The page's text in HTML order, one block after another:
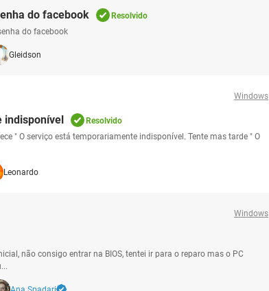
do facebook
Resolvido
do facebook
Gleidson
Windows
indisponível
Resolvido
" O serviço está temporariamente indisponível. Tente mas tarde " O
Leonardo
Windows
não consigo entrar na BIOS, tentei ir para o reparo mas o PC